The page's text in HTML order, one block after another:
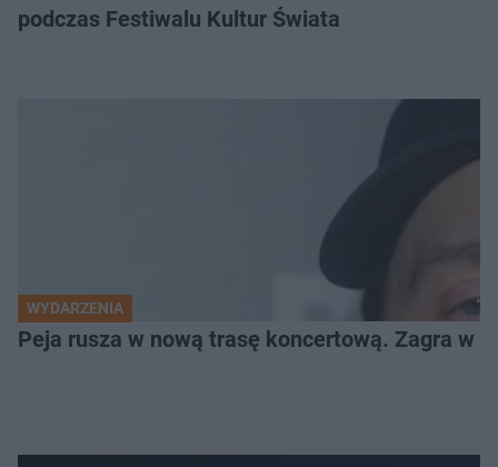
podczas Festiwalu Kultur Świata
WYDARZENIA
Peja rusza w nową trasę koncertową. Zagra w